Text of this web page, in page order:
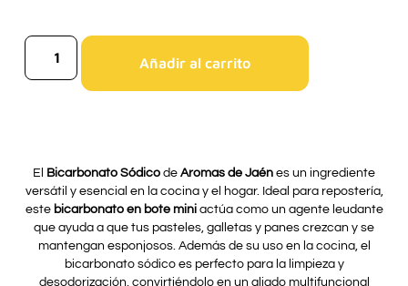
Añadir al carrito
El Bicarbonato Sódico de Aromas de Jaén es un ingrediente
versátil y esencial en la cocina y el hogar. Ideal para repostería,
este bicarbonato en bote miniactúa como un agente leudante
que ayuda a que tus pasteles, galletas y panes crezcan y se
mantengan esponjosos. Además de su uso en la cocina, el
bicarbonato sódico es perfecto para la limpieza y
desodorización, convirtiéndolo en un aliado multifuncional